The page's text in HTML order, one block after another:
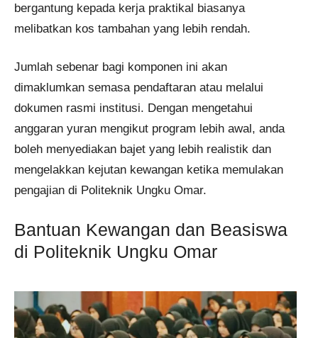
bergantung kepada kerja praktikal biasanya
melibatkan kos tambahan yang lebih rendah.
Jumlah sebenar bagi komponen ini akan
dimaklumkan semasa pendaftaran atau melalui
dokumen rasmi institusi. Dengan mengetahui
anggaran yuran mengikut program lebih awal, anda
boleh menyediakan bajet yang lebih realistik dan
mengelakkan kejutan kewangan ketika memulakan
pengajian di Politeknik Ungku Omar.
Bantuan Kewangan dan Beasiswa
di Politeknik Ungku Omar